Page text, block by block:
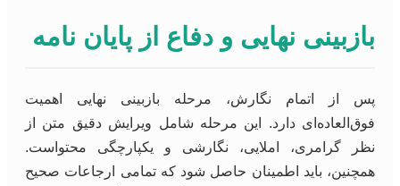
بازبینی نهایی و دفاع از پایان نامه
پس از اتمام نگارش، مرحله بازبینی نهایی اهمیت
فوق‌العاده‌ای دارد. این مرحله شامل ویرایش دقیق متن از
نظر گرامری، املایی، نگارشی و یکپارچگی محتواست.
همچنین، باید اطمینان حاصل شود که تمامی ارجاعات صحیح